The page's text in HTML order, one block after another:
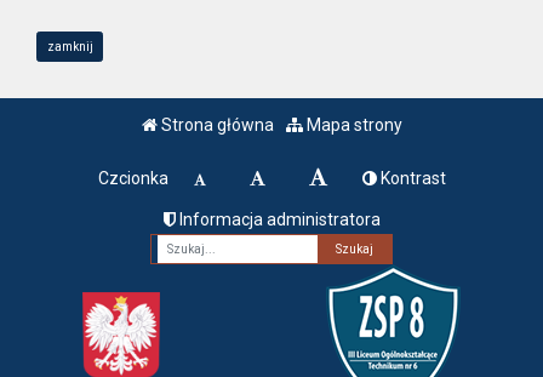
zamknij
Strona główna Mapa strony
Czcionka Kontrast
Informacja administratora
Fraza